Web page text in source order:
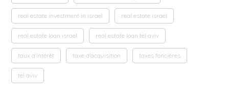
real estate investment in israel real estate israel
real estate loan israel real estate loan tel aviv
taux d'intérêt taxe d'acquisition taxes foncières
tel aviv